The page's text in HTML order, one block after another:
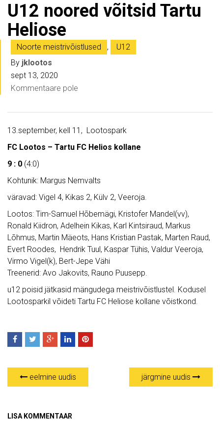
U12 noored võitsid Tartu
Heliose
Noorte meistrivõistlused ,
U12
By jklootos
sept 13, 2020
Kommentaare pole
13.september, kell 11, Lootospark
FC Lootos – Tartu FC Helios kollane
9 : 0 (4:0)
Kohtunik: Margus Nemvalts
väravad: Vigel 4, Kikas 2, Külv 2, Veeroja.
Lootos: Tim-Samuel Hõbemägi, Kristofer Mandel(vv),
Ronald Kiidron, Adelhein Kikas, Karl Kintsiraud, Markus
Lõhmus, Martin Mäeots, Hans Kristian Pastak, Marten Raud,
Evert Roodes, Hendrik Tuul, Kaspar Tühis, Valdur Veeroja,
Virmo Vigel(k), Bert-Jepe Vähi
Treenerid: Avo Jakovits, Rauno Puusepp.
u12 poisid jätkasid mängudega meistrivõistlustel. Kodusel
Lootosparkil võideti Tartu FC Heliose kollane võistkond.
eelmine uudis järgmine uudis
LISA KOMMENTAAR